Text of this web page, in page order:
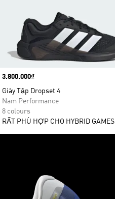
Price
3.800.000₫
Giày Tập Dropset 4
Nam Performance
8 colours
RẤT PHÙ HỢP CHO HYBRID GAMES